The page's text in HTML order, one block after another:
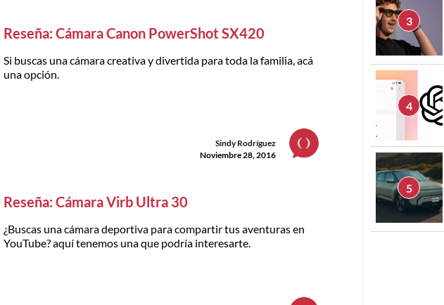
Reseña: Cámara Canon PowerShot SX420
Si buscas una cámara creativa y divertida para toda la familia, acá
una opción.
Sindy Rodríguez
Noviembre 28, 2016
Reseña: Cámara Virb Ultra 30
¿Buscas una cámara deportiva para compartir tus aventuras en
YouTube? aquí tenemos una que podría interesarte.